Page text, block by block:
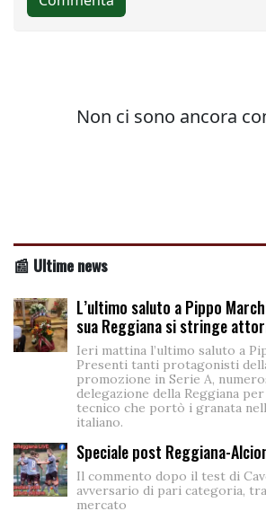
📰 Ultime news
L’ultimo saluto a Pippo
sua Reggiana si stringe
Ieri mattina l’ultimo saluto a
Presenti tanti protagonisti
promozione in Serie A,
delegazione della Reggiana
tecnico che portò i granata
italiano.
Speciale post Reggiana-
Il commento dopo il test di
avversario di pari categoria,
mercato